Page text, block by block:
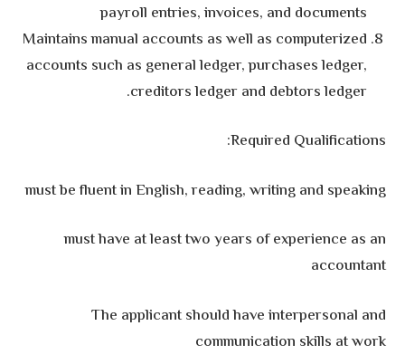
payroll entries, invoices, and documents
Maintains manual accounts as well as computerized
accounts such as general ledger, purchases ledger,
creditors ledger and debtors ledger.
Required Qualifications:
must be fluent in English, reading, writing and speaking
must have at least two years of experience as an
accountant
The applicant should have interpersonal and
communication skills at work